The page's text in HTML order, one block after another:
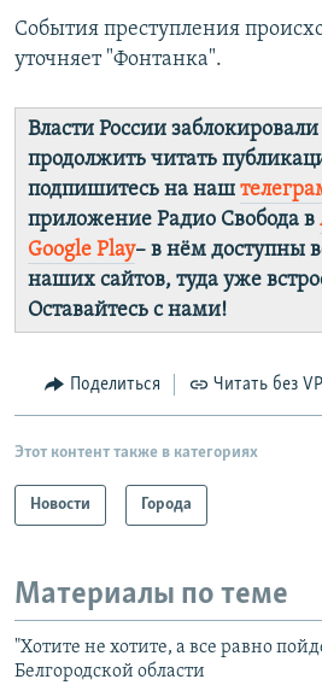
События преступления
уточняет "Фонтанка".
Власти России
продолжить читать
подпишитесь на наш
приложение Радио Свобода в
Google Play– в нём доступны
наших сайтов, туда уже
Оставайтесь с нами!
Поделиться Читать без
Этот контент также в категориях
Новости Города
Материалы по теме
"Хотите не хотите, а все равно
Белгородской области